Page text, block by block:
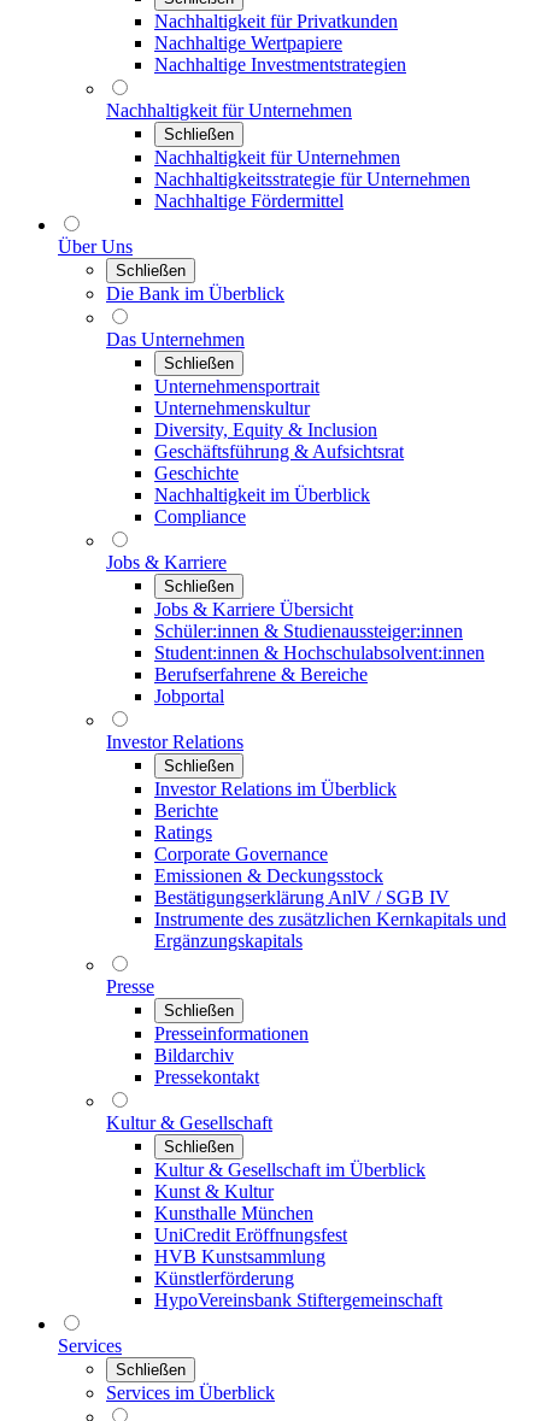
Nachhaltigkeit für Privatkunden
Nachhaltige Wertpapiere
Nachhaltige Investmentstrategien
Nachhaltigkeit für Unternehmen
Schließen
Nachhaltigkeit für Unternehmen
Nachhaltigkeitsstrategie für Unternehmen
Nachhaltige Fördermittel
Über Uns
Schließen
Die Bank im Überblick
Das Unternehmen
Schließen
Unternehmensportrait
Unternehmenskultur
Diversity, Equity & Inclusion
Geschäftsführung & Aufsichtsrat
Geschichte
Nachhaltigkeit im Überblick
Compliance
Jobs & Karriere
Schließen
Jobs & Karriere Übersicht
Schüler:innen & Studienaussteiger:innen
Student:innen & Hochschulabsolvent:innen
Berufserfahrene & Bereiche
Jobportal
Investor Relations
Schließen
Investor Relations im Überblick
Berichte
Ratings
Corporate Governance
Emissionen & Deckungsstock
Bestätigungserklärung AnlV / SGB IV
Instrumente des zusätzlichen Kernkapitals und
Ergänzungskapitals
Presse
Schließen
Presseinformationen
Bildarchiv
Pressekontakt
Kultur & Gesellschaft
Schließen
Kultur & Gesellschaft im Überblick
Kunst & Kultur
Kunsthalle München
UniCredit Eröffnungsfest
HVB Kunstsammlung
Künstlerförderung
HypoVereinsbank Stiftergemeinschaft
Services
Schließen
Services im Überblick